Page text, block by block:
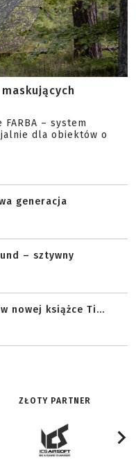
– system
dla obiektów o
generacja
– sztywny
nowej książce Ti...
ZŁOTY PARTNER